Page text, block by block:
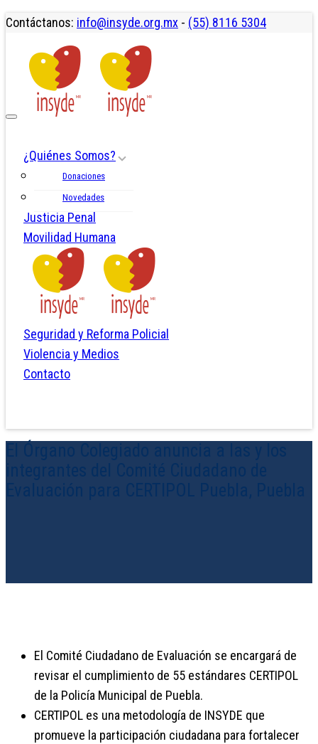
Contáctanos: info@insyde.org.mx - (55) 8116 5304
¿Quiénes Somos?
Donaciones
Novedades
Justicia Penal
Movilidad Humana
Seguridad y Reforma Policial
Violencia y Medios
Contacto
El Órgano Colegiado anuncia a las y los
integrantes del Comité Ciudadano de
Evaluación para CERTIPOL Puebla, Puebla
El Comité Ciudadano de Evaluación se encargará de
revisar el cumplimiento de 55 estándares CERTIPOL
de la Policía Municipal de Puebla.
CERTIPOL es una metodología de INSYDE que
promueve la participación ciudadana para fortalecer